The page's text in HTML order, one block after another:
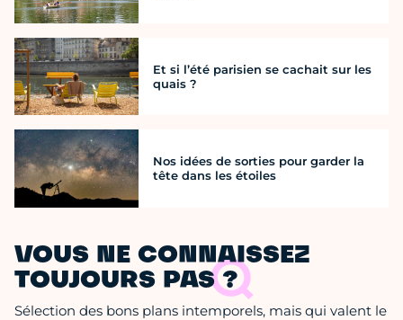
Et si l’été parisien se cachait sur les
quais ?
Nos idées de sorties pour garder la
tête dans les étoiles
VOUS NE CONNAISSEZ
TOUJOURS PAS ?
Sélection des bons plans intemporels, mais qui valent le